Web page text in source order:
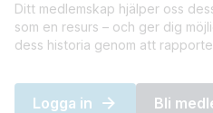
Ditt medlemskap hjälper oss
som en resurs – och ger dig
dess historia genom att
Logga in Bli